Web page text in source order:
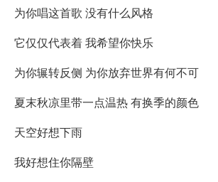
为你唱这首歌 没有什么风格
它仅仅代表着 我希望你快乐
为你辗转反侧 为你放弃世界有何不可
夏末秋凉里带一点温热 有换季的颜色
天空好想下雨
我好想住你隔壁